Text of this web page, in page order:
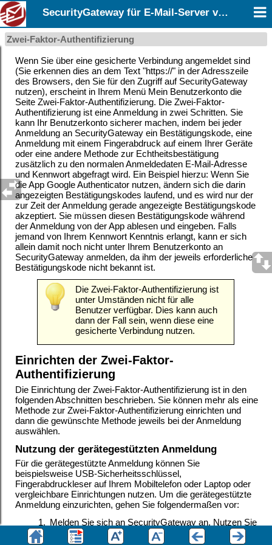
SecurityGateway für E-Mail-Server v12.0
Zwei-Faktor-Authentifizierung
Wenn Sie über eine gesicherte Verbindung angemeldet sind
(Sie erkennen dies an dem Text "https://" in der Adresszeile
des Browsers, den Sie für den Zugriff auf SecurityGateway
nutzen), erscheint in Ihrem Menü Mein Benutzerkonto die
Seite Zwei-Faktor-Authentifizierung. Die Zwei-Faktor-
Authentifizierung ist eine Anmeldung in zwei Schritten. Sie
kann Ihr Benutzerkonto sicherer machen, indem bei jeder
Anmeldung an SecurityGateway ein Bestätigungskode, eine
Anmeldung mit einem Fingerabdruck auf einem Ihrer Geräte
oder eine andere Methode zur Echtheitsbestätigung
zusätzlich zu den normalen Anmeldedaten E-Mail-Adresse
und Kennwort abgefragt wird. Ein Beispiel hierzu: Wenn Sie
die App Google Authenticator nutzen, ändern sich die darin
angezeigten Bestätigungskodes laufend, und es wird nur der
zur Zeit der Anmeldung gerade angezeigte Bestätigungskode
akzeptiert. Sie müssen diesen Bestätigungskode während
der Anmeldung von der App ablesen und eingeben. Falls
jemand von Ihrem Kennwort Kenntnis erlangt, kann er sich
allein damit noch nicht unter Ihrem Benutzerkonto an
SecurityGateway anmelden, da ihm der jeweils erforderliche
Bestätigungskode nicht bekannt ist.
Die Zwei-Faktor-Authentifizierung ist
unter Umständen nicht für alle
Benutzer verfügbar. Dies kann auch
dann der Fall sein, wenn diese eine
gesicherte Verbindung nutzen.
Einrichten der Zwei-Faktor-
Authentifizierung
Die Einrichtung der Zwei-Faktor-Authentifizierung ist in den
folgenden Abschnitten beschrieben. Sie können mehr als eine
Methode zur Zwei-Faktor-Authentifizierung einrichten und
dann die gewünschte Methode jeweils bei der Anmeldung
auswählen.
Nutzung der gerätegestützten Anmeldung
Für die gerätegestützte Anmeldung können Sie
beispielsweise USB-Sicherheitsschlüssel,
Fingerabdruckleser auf Ihrem Mobiltelefon oder Laptop oder
vergleichbare Einrichtungen nutzen. Um die gerätegestützte
Anmeldung einzurichten, gehen Sie folgendermaßen vor:
1. Melden Sie sich an SecurityGateway an. Nutzen Sie
dazu im Browserhttps://und nicht http://.